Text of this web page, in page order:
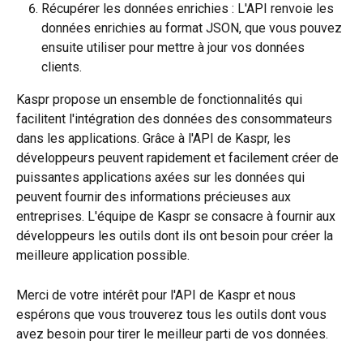
Récupérer les données enrichies : L'API renvoie les
données enrichies au format JSON, que vous pouvez
ensuite utiliser pour mettre à jour vos données
clients.
Kaspr propose un ensemble de fonctionnalités qui
facilitent l'intégration des données des consommateurs
dans les applications. Grâce à l'API de Kaspr, les
développeurs peuvent rapidement et facilement créer de
puissantes applications axées sur les données qui
peuvent fournir des informations précieuses aux
entreprises. L'équipe de Kaspr se consacre à fournir aux
développeurs les outils dont ils ont besoin pour créer la
meilleure application possible.
Merci de votre intérêt pour l'API de Kaspr et nous
espérons que vous trouverez tous les outils dont vous
avez besoin pour tirer le meilleur parti de vos données.